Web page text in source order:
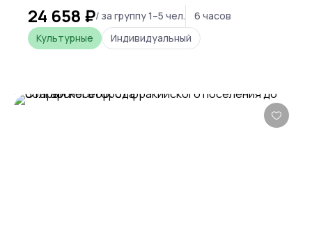
24 658 ₽/ за группу 1–5 чел.
6 часов
Культурные
Индивидуальный